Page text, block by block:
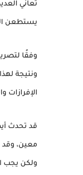
تعاني
يستطعن
وفقًا
ونتيجة
الإفرازات
قد تحدث
معين، وقد
ولكن يجب